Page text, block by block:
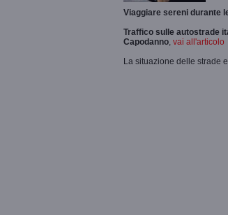
Viaggiare sereni durante
Traffico sulle autostrade
Capodanno, vai all'articolo
La situazione delle strade